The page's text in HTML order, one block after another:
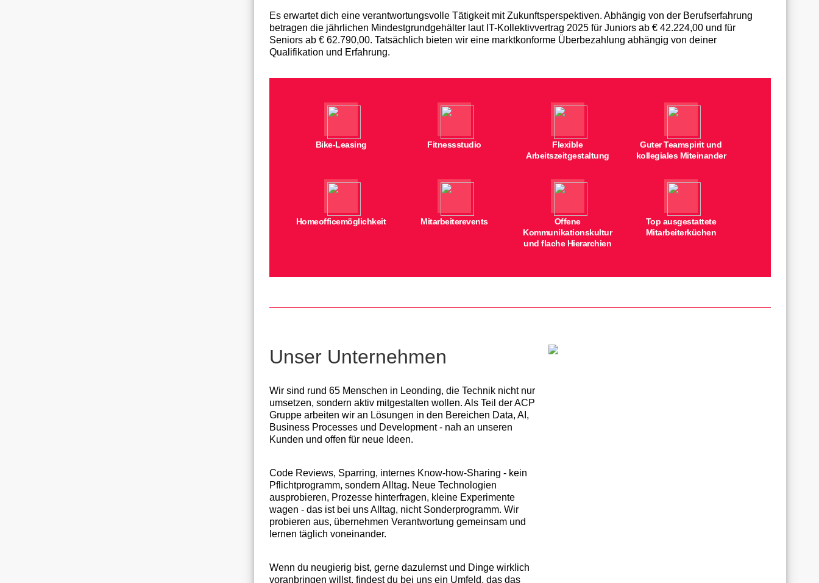
Es erwartet dich eine verantwortungsvolle Tätigkeit mit Zukunftsperspektiven. Abhängig von der Berufserfahrung
betragen die jährlichen Mindestgrundgehälter laut IT-Kollektivvertrag 2025 für Juniors ab € 42.224,00 und für
Seniors ab € 62.790,00. Tatsächlich bieten wir eine marktkonforme Überbezahlung abhängig von deiner
Qualifikation und Erfahrung.
Bike-Leasing Fitnessstudio
Flexible
Arbeitszeitgestaltung
Guter Teamspirit und
kollegiales Miteinander
Homeofficemöglichkeit Mitarbeiterevents
Offene
Kommunikationskultur
und flache Hierarchien
Top ausgestattete
Mitarbeiterküchen
Unser Unternehmen
Wir sind rund 65 Menschen in Leonding, die Technik nicht nur
umsetzen, sondern aktiv mitgestalten wollen. Als Teil der ACP
Gruppe arbeiten wir an Lösungen in den Bereichen Data, AI,
Business Processes und Development - nah an unseren
Kunden und offen für neue Ideen.
Code Reviews, Sparring, internes Know-how-Sharing - kein
Pflichtprogramm, sondern Alltag. Neue Technologien
ausprobieren, Prozesse hinterfragen, kleine Experimente
wagen - das ist bei uns Alltag, nicht Sonderprogramm. Wir
probieren aus, übernehmen Verantwortung gemeinsam und
lernen täglich voneinander.
Wenn du neugierig bist, gerne dazulernst und Dinge wirklich
voranbringen willst, findest du bei uns ein Umfeld, das das